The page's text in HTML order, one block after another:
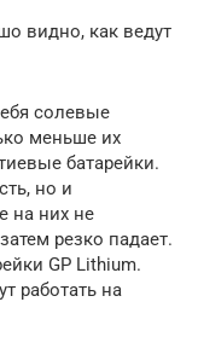
видно, как ведут
солевые
меньше их
батарейки.
но и
на них не
резко падает.
GP Lithium.
работать на